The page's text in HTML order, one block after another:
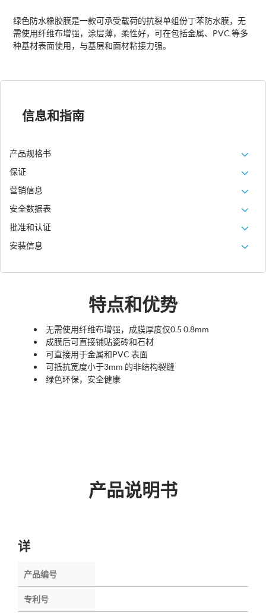
绿色防水橡胶膜是一款可承受载荷的抗裂单组份丁苯防水膜，无
需使用纤维布增强，涂层薄，柔性好，可在包括金属、PVC 等多
种基材表面使用，与基层和面材粘接力强。
信息和指南
产品规格书
保证
营销信息
安全数据表
批准和认证
安装信息
特点和优势
无需使用纤维布增强，成膜厚度仅0.5 0.8mm
成膜后可直接铺贴瓷砖和石材
可直接用于金属和PVC 表面
可抵抗宽度小于3mm 的非结构裂缝
绿色环保，安全健康
产品说明书
详
产品编号
专利号